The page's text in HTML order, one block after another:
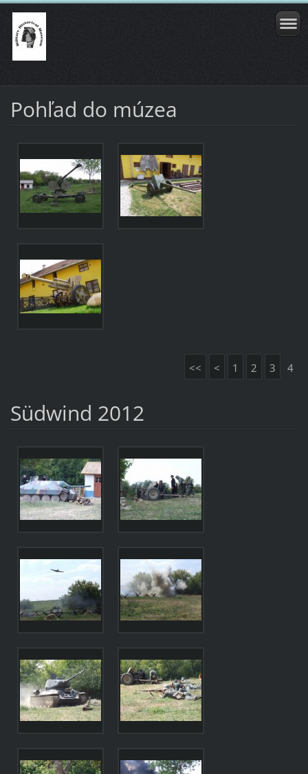
Pohľad do múzea
<< < 1 2 3 4
Südwind 2012